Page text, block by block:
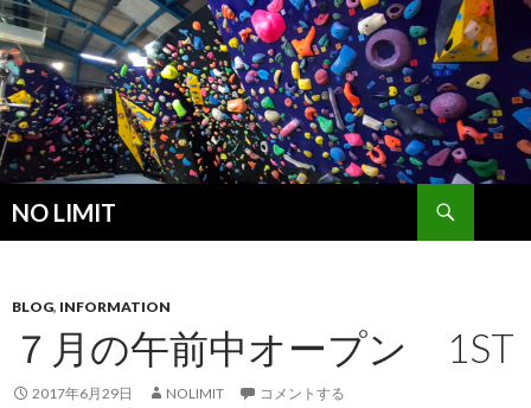
NO LIMIT
索
ン
ツ
BLOG, INFORMATION
７月の午前中オープン 1ST
2017年6月29日 NOLIMIT コメントする